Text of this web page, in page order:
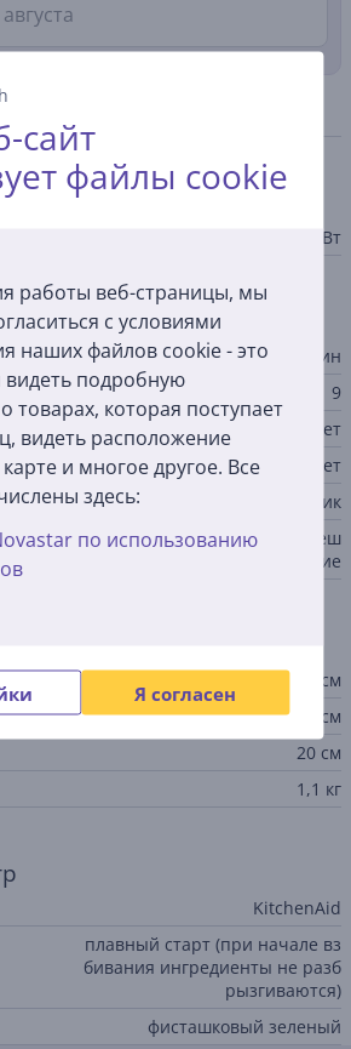
сайт
файлы cookie
работы веб-страницы, мы
с условиями
наших файлов cookie - это
видеть подробную
которая поступает
видеть расположение
и многое другое. Все
здесь:
по использованию
Я согласен
85 Вт
1300 об/мин
9
Нет
Нет
крюк для теста, венчик
замешивание теста, перемеш
ивание, взбивание
8 см
15 см
20 см
1,1 кг
KitchenAid
плавный старт (при начале вз
бивания ингредиенты не разб
рызгиваются)
фисташковый зеленый